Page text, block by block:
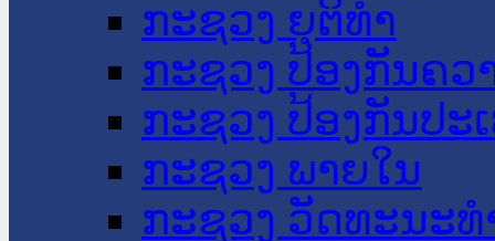
ກະຊວງ ຍຸຕິທໍາ
ກະຊວງ ປ້ອງກັນຄວ
ກະຊວງ ປ້ອງກັນປະ
ກະຊວງ ພາຍໃນ
ກະຊວງ ວັດທະນະ